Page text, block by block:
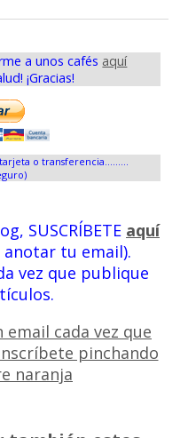
a unos cafés aquí
¡Gracias!
o transferencia.........
SUSCRÍBETE aquí
tu email).
vez que publique